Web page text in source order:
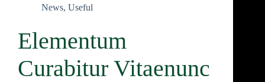
News, Useful
Elementum
Curabitur Vitaenunc